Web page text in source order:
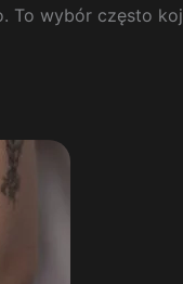
To wybór często